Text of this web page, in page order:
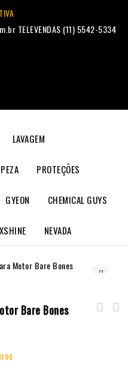
TELEVENDAS (11) 5542-5334
LAVAGEM
PROTEÇÕES
GYEON CHEMICAL GUYS
NEVADA
Bare Bones